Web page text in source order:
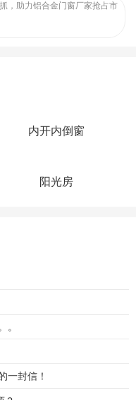
，助力铝合金门窗厂家抢占市
内开内倒窗
阳光房
。
一封信！